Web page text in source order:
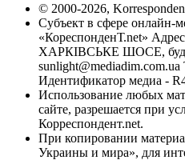
© 2000-2026,
Субъект в сфере онлайн-
«КореспонденТ.net»
ХАРКІВСЬКЕ ШОСЕ,
sunlight@mediadim.com.ua
Идентификатор медиа -
Использование любых
сайте, разрешается при
Корреспондент.net.
При копировании
Украины и мира», для